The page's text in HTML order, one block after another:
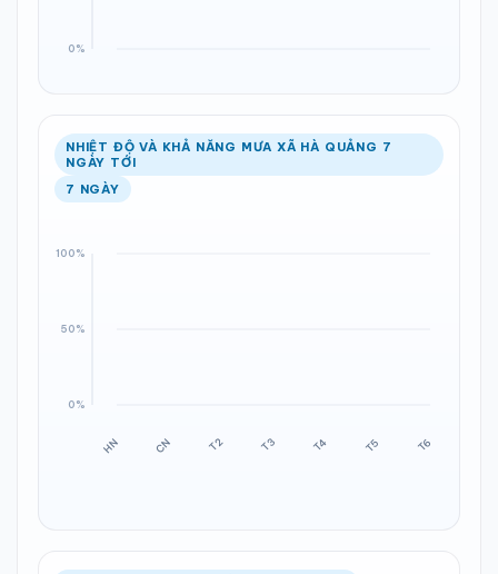
NHIỆT ĐỘ VÀ KHẢ NĂNG MƯA XÃ HÀ QUẢNG 7
NGÀY TỚI
7 NGÀY